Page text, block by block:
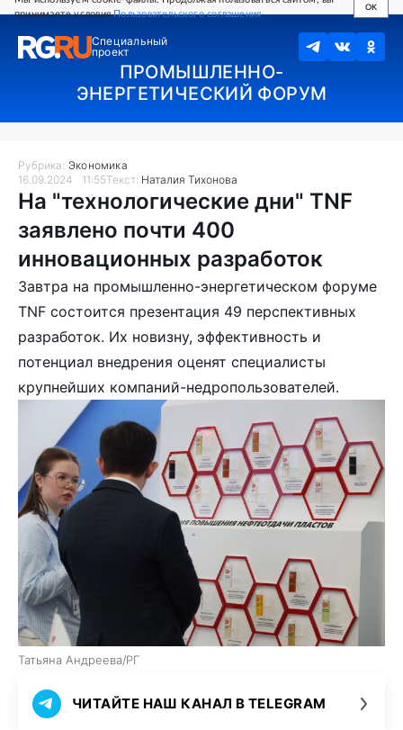
принимаете условияПользовательского соглашения
OK
Специальный
проект
ПРОМЫШЛЕННО-
ЭНЕРГЕТИЧЕСКИЙ ФОРУМ
Рубрика: Экономика
16.09.2024
11:55Текст: Наталия Тихонова
На "технологические дни" TNF
заявлено почти 400
инновационных разработок
Завтра на промышленно-энергетическом форуме
TNF состоится презентация 49 перспективных
разработок. Их новизну, эффективность и
потенциал внедрения оценят специалисты
крупнейших компаний-недропользователей.
Татьяна Андреева/РГ
ЧИТАЙТЕ НАШ КАНАЛ В TELEGRAM